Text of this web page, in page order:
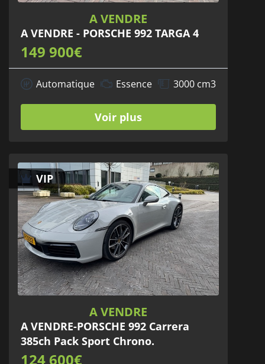
A VENDRE
A VENDRE - PORSCHE 992 TARGA 4
149 900€
Automatique Essence 3000 cm3
Voir plus
A VENDRE
A VENDRE-PORSCHE 992 Carrera
385ch Pack Sport Chrono.
124 600€
VIP